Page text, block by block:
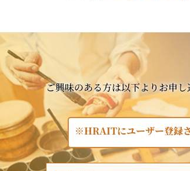
ご興味のある方は以下よりお申
※HRAITにユーザー登録さ